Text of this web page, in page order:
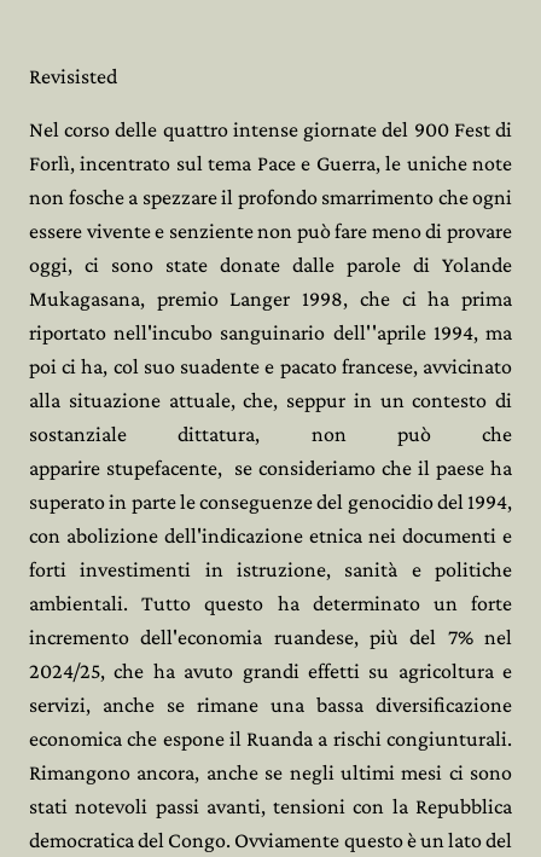
Revisisted
Nel corso delle quattro intense giornate del 900 Fest di
Forlì, incentrato sul tema Pace e Guerra, le uniche note
non fosche a spezzare il profondo smarrimento che ogni
essere vivente e senziente non può fare meno di provare
oggi, ci sono state donate dalle parole di Yolande
Mukagasana, premio Langer 1998, che ci ha prima
riportato nell'incubo sanguinario dell''aprile 1994, ma
poi ci ha, col suo suadente e pacato francese, avvicinato
alla situazione attuale, che, seppur in un contesto di
sostanziale dittatura, non può che
apparire stupefacente, se consideriamo che il paese ha
superato in parte le conseguenze del genocidio del 1994,
con abolizione dell'indicazione etnica nei documenti e
forti investimenti in istruzione, sanità e politiche
ambientali. Tutto questo ha determinato un forte
incremento dell'economia ruandese, più del 7% nel
2024/25, che ha avuto grandi effetti su agricoltura e
servizi, anche se rimane una bassa diversificazione
economica che espone il Ruanda a rischi congiunturali.
Rimangono ancora, anche se negli ultimi mesi ci sono
stati notevoli passi avanti, tensioni con la Repubblica
democratica del Congo. Ovviamente questo è un lato del